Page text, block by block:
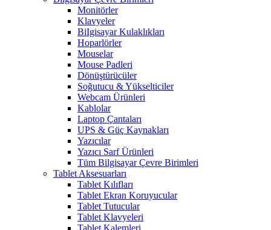
Monitörler
Klavyeler
BiIgisayar Kulaklıkları
Hoparlörler
Mouselar
Mouse Padleri
Dönüştürücüler
Soğutucu & Yükselticiler
Webcam Ürünleri
Kablolar
Laptop Çantaları
UPS & Güç Kaynakları
Yazıcılar
Yazıcı Sarf Ürünleri
Tüm Bilgisayar Çevre Birimleri
Tablet Aksesuarları
Tablet Kılıfları
Tablet Ekran Koruyucular
Tablet Tutucular
Tablet Klavyeleri
Tablet Kalemleri